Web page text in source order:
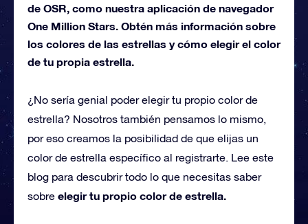
de OSR, como nuestra aplicación de navegador
One Million Stars. Obtén más información sobre
los colores de las estrellas y cómo elegir el color
de tu propia estrella.
¿No sería genial poder elegir tu propio color de
estrella? Nosotros también pensamos lo mismo,
por eso creamos la posibilidad de que elijas un
color de estrella específico al registrarte. Lee este
blog para descubrir todo lo que necesitas saber
sobre elegir tu propio color de estrella.